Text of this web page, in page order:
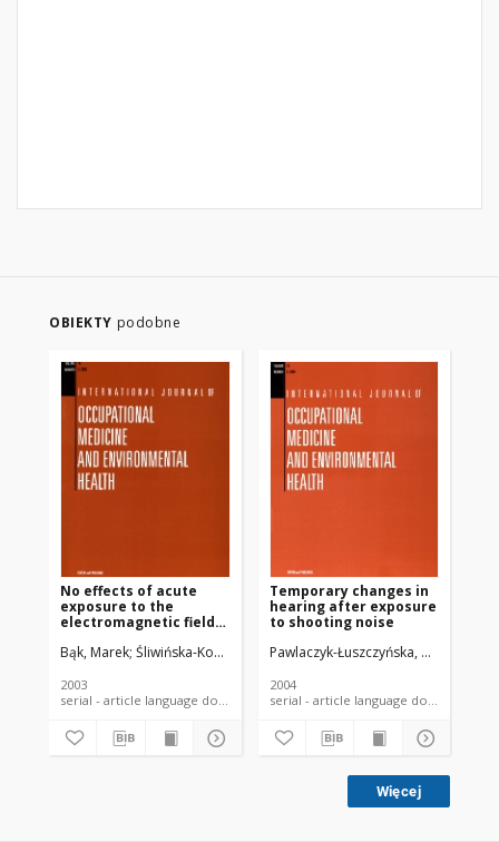
OBIEKTY podobne
No effects of acute
exposure to the
electromagnetic field
phones on brainstem
young volunteers
Bąk, Marek Śliwińska-Kowalska, Mariola Zmyślony, Marek
2003
serial - article language document
Temporary changes in
hearing after exposure
to shooting noise
Pawlaczyk-Łuszczyńska, Małgorzata
2004
serial - article language document
Więcej